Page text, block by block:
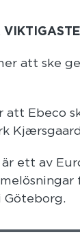
att ske
att Ebeco
är ett av
Göteborg.